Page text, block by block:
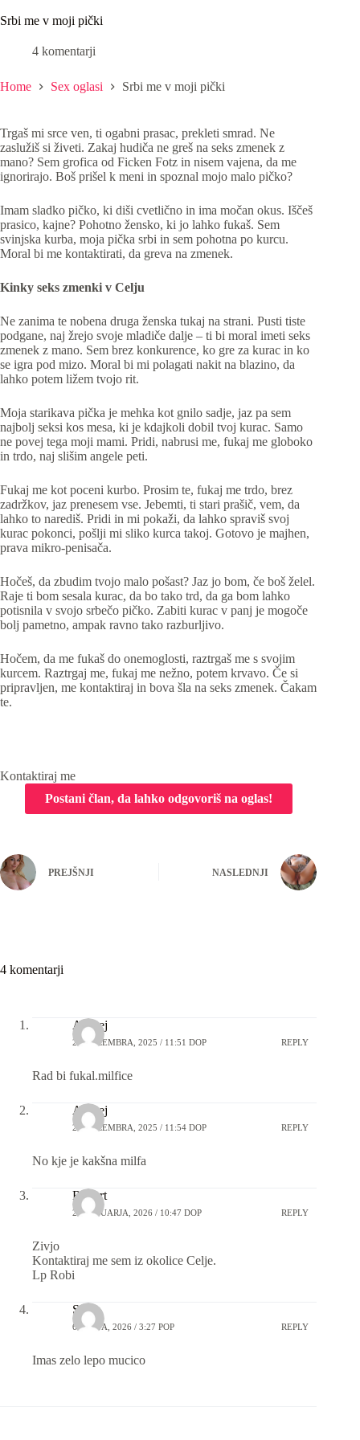
Srbi me v moji pički
4 komentarji
Home Sex oglasi Srbi me v moji pički
Trgaš mi srce ven, ti ogabni prasac, prekleti smrad. Ne
zaslužiš si živeti. Zakaj hudiča ne greš na seks zmenek z
mano? Sem grofica od Ficken Fotz in nisem vajena, da me
ignorirajo. Boš prišel k meni in spoznal mojo malo pičko?
Imam sladko pičko, ki diši cvetlično in ima močan okus. Iščeš
prasico, kajne? Pohotno žensko, ki jo lahko fukaš. Sem
svinjska kurba, moja pička srbi in sem pohotna po kurcu.
Moral bi me kontaktirati, da greva na zmenek.
Kinky seks zmenki v Celju
Ne zanima te nobena druga ženska tukaj na strani. Pusti tiste
podgane, naj žrejo svoje mladiče dalje – ti bi moral imeti seks
zmenek z mano. Sem brez konkurence, ko gre za kurac in ko
se igra pod mizo. Moral bi mi polagati nakit na blazino, da
lahko potem ližem tvojo rit.
Moja starikava pička je mehka kot gnilo sadje, jaz pa sem
najbolj seksi kos mesa, ki je kdajkoli dobil tvoj kurac. Samo
ne povej tega moji mami. Pridi, nabrusi me, fukaj me globoko
in trdo, naj slišim angele peti.
Fukaj me kot poceni kurbo. Prosim te, fukaj me trdo, brez
zadržkov, jaz prenesem vse. Jebemti, ti stari prašič, vem, da
lahko to narediš. Pridi in mi pokaži, da lahko spraviš svoj
kurac pokonci, pošlji mi sliko kurca takoj. Gotovo je majhen,
prava mikro-penisača.
Hočeš, da zbudim tvojo malo pošast? Jaz jo bom, če boš želel.
Raje ti bom sesala kurac, da bo tako trd, da ga bom lahko
potisnila v svojo srbečo pičko. Zabiti kurac v panj je mogoče
bolj pametno, ampak ravno tako razburljivo.
Hočem, da me fukaš do onemoglosti, raztrgaš me s svojim
kurcem. Raztrgaj me, fukaj me nežno, potem krvavo. Če si
pripravljen, me kontaktiraj in bova šla na seks zmenek. Čakam
te.
Kontaktiraj me
PREJŠNJI NASLEDNJI
4 komentarji
Andrej
25 DECEMBRA, 2025 / 11:51 DOP REPLY
Rad bi fukal.milfice
Andrej
25 DECEMBRA, 2025 / 11:54 DOP REPLY
No kje je kakšna milfa
Robert
20 JANUARJA, 2026 / 10:47 DOP REPLY
Zivjo
Kontaktiraj me sem iz okolice Celje.
Lp Robi
Slavo
6 JULIJA, 2026 / 3:27 POP REPLY
Imas zelo lepo mucico